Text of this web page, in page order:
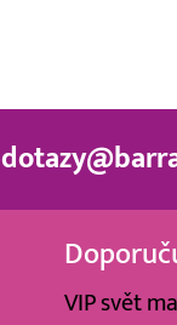
VIP svět